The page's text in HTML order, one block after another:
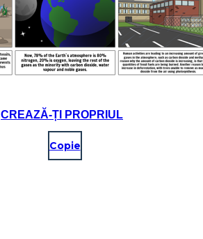
CREAZĂ-ȚI PROPRIUL
Copie